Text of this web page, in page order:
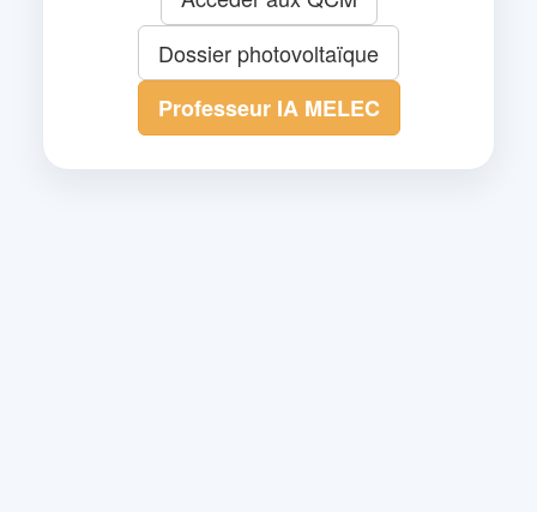
Dossier photovoltaïque
Professeur IA MELEC